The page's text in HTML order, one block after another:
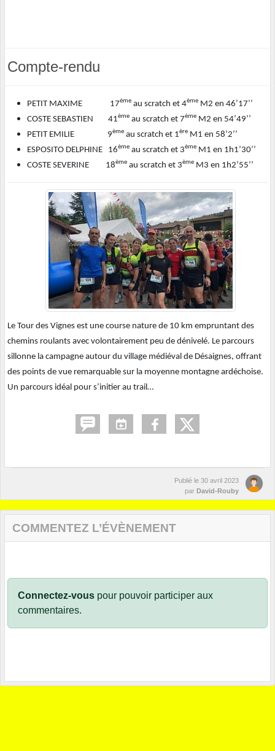
Compte-rendu
PETIT MAXIME 17ème au scratch et 4ème M2 en 46’17’’
COSTE SEBASTIEN 41ème au scratch et 7ème M2 en 54’49’’
PETIT EMILIE 9ème au scratch et 1ère M1 en 58’2’’
ESPOSITO DELPHINE 16ème au scratch et 3ème M1 en 1h1’30’’
COSTE SEVERINE 18ème au scratch et 3ème M3 en 1h2’55’’
Le Tour des Vignes est une course nature de 10 km empruntant des
chemins roulants avec volontairement peu de dénivelé. Le parcours
sillonne la campagne autour du village médiéval de Désaignes, offrant
des points de vue remarquable sur la moyenne montagne ardéchoise.
Un parcours idéal pour s’initier au trail…
Publié le 30 avril 2023
par David-Rouby
COMMENTEZ L’ÉVÈNEMENT
Connectez-vous pour pouvoir participer aux
commentaires.